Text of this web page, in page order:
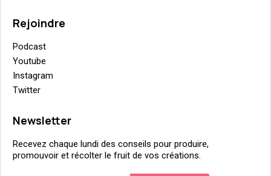
Rejoindre
Podcast
Youtube
Instagram
Twitter
Newsletter
Recevez chaque lundi des conseils pour produire,
promouvoir et récolter le fruit de vos créations.